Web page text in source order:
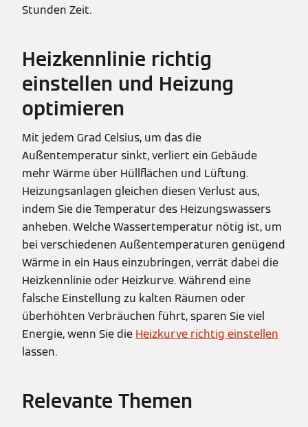
Stunden Zeit.
Heizkennlinie richtig
einstellen und Heizung
optimieren
Mit jedem Grad Celsius, um das die
Außentemperatur sinkt, verliert ein Gebäude
mehr Wärme über Hüllflächen und Lüftung.
Heizungsanlagen gleichen diesen Verlust aus,
indem Sie die Temperatur des Heizungswassers
anheben. Welche Wassertemperatur nötig ist, um
bei verschiedenen Außentemperaturen genügend
Wärme in ein Haus einzubringen, verrät dabei die
Heizkennlinie oder Heizkurve. Während eine
falsche Einstellung zu kalten Räumen oder
überhöhten Verbräuchen führt, sparen Sie viel
Energie, wenn Sie die Heizkurve richtig einstellen
lassen.
Relevante Themen